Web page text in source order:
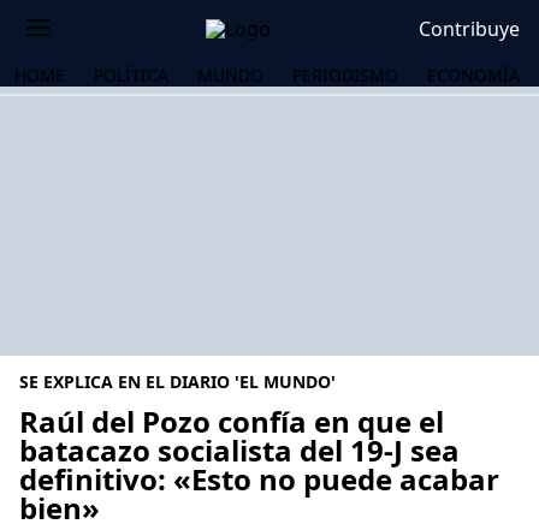
Contribuye
HOME POLÍTICA MUNDO PERIODISMO ECONOMÍA
SE EXPLICA EN EL DIARIO 'EL MUNDO'
Raúl del Pozo confía en que el
batacazo socialista del 19-J sea
definitivo: «Esto no puede acabar
bien»